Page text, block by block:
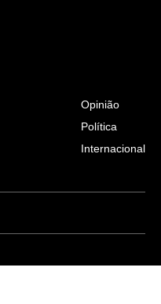
Opinião
Política
Internacional